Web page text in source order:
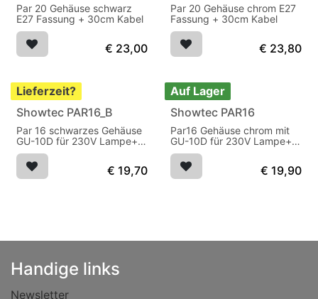
Par 20 Gehäuse schwarz
E27 Fassung + 30cm Kabel
€ 23,00
Par 20 Gehäuse chrom E27
Fassung + 30cm Kabel
€ 23,80
Lieferzeit?
Showtec PAR16_B
Par 16 schwarzes Gehäuse
GU-10D für 230V Lampe+
30cm Kabel
€ 19,70
Auf Lager
Showtec PAR16
Par16 Gehäuse chrom mit
GU-10D für 230V Lampe+
30cm Kabel
€ 19,90
Handige links
Newsletter